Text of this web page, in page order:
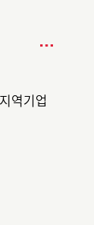
역기업